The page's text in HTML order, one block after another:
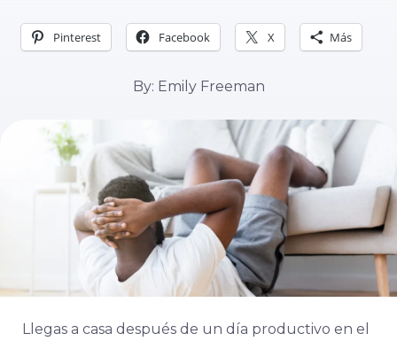
Pinterest Facebook X Más
By: Emily Freeman
Llegas a casa después de un día productivo en el